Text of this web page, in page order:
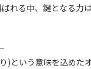
れる中、鍵となる力
という意味を込めた